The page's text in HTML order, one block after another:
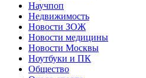
Научпоп
Недвижимость
Новости ЗОЖ
Новости медицины
Новости Москвы
Ноутбуки и ПК
Общество